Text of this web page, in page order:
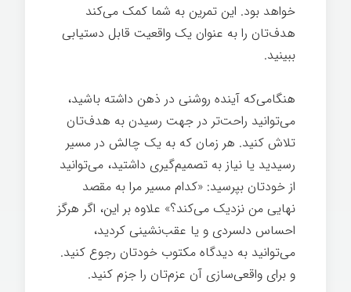
خواهد بود. این تمرین به شما کمک می‌کند
هدف‌تان را به عنوان یک واقعیت قابل دستیابی
ببینید.
هنگامی‌که آینده روشنی در ذهن داشته باشید،
می‌توانید راحت‌تر در جهت رسیدن به هدف‌تان
تلاش کنید. هر زمان که به یک چالش در مسیر
رسیدید یا نیاز به تصمیم‌گیری داشتید، می‌توانید
از خودتان بپرسید: «کدام مسیر مرا به مقصد
نهایی من نزدیک می‌کند؟» علاوه بر این، اگر هرگز
احساس دلسردی و یا عقب‌نشینی کردید،
می‌توانید به دیدگاه مکتوب خودتان رجوع کنید.
و برای واقعی‌سازی آن عزم‌تان را جزم کنید.